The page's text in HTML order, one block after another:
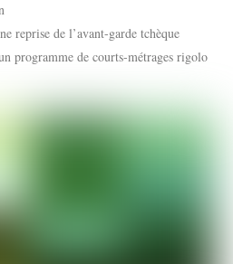
reprise de l’avant-garde tchèque
programme de courts-métrages rigolo